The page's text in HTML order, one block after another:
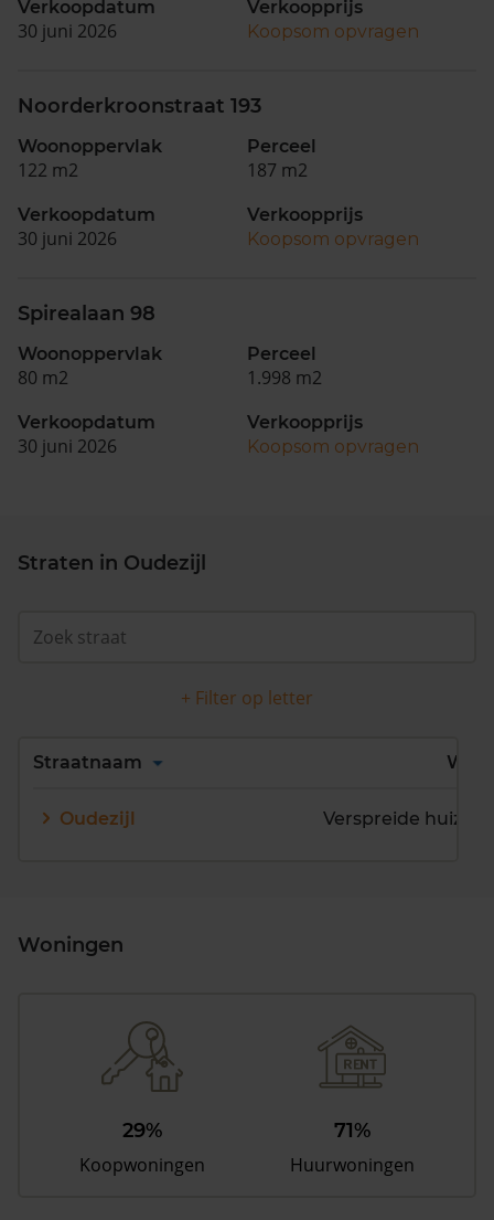
Verkoopdatum
30 juni 2026
Verkoopprijs
Koopsom opvragen
Noorderkroonstraat 193
Woonoppervlak
122 m2
Perceel
187 m2
Verkoopdatum
30 juni 2026
Verkoopprijs
Koopsom opvragen
Spirealaan 98
Woonoppervlak
80 m2
Perceel
1.998 m2
Verkoopdatum
30 juni 2026
Verkoopprijs
Koopsom opvragen
Straten in Oudezijl
+ Filter op letter
Alles
L
Straatnaam Wijk
Oudezijl
Woningen
29%
Koopwoningen
71%
Huurwoningen